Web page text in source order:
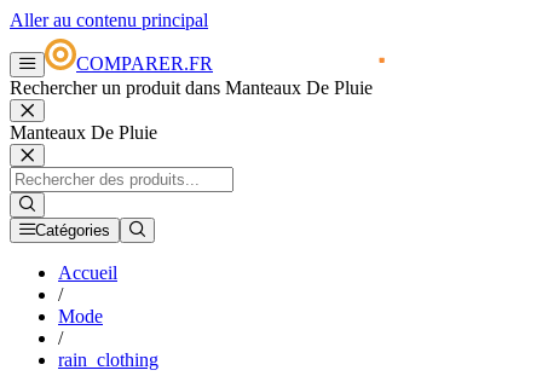
Aller au contenu principal
COMPARER.FR
Rechercher un produit dans Manteaux De Pluie
Manteaux De Pluie
Catégories
Accueil
/
Mode
/
rain_clothing